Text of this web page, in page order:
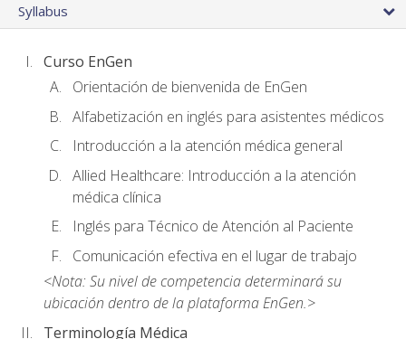
Syllabus
Curso EnGen
Orientación de bienvenida de EnGen
Alfabetización en inglés para asistentes médicos
Introducción a la atención médica general
Allied Healthcare: Introducción a la atención
médica clínica
Inglés para Técnico de Atención al Paciente
Comunicación efectiva en el lugar de trabajo
<Nota: Su nivel de competencia determinará su
ubicación dentro de la plataforma EnGen.>
Terminología Médica